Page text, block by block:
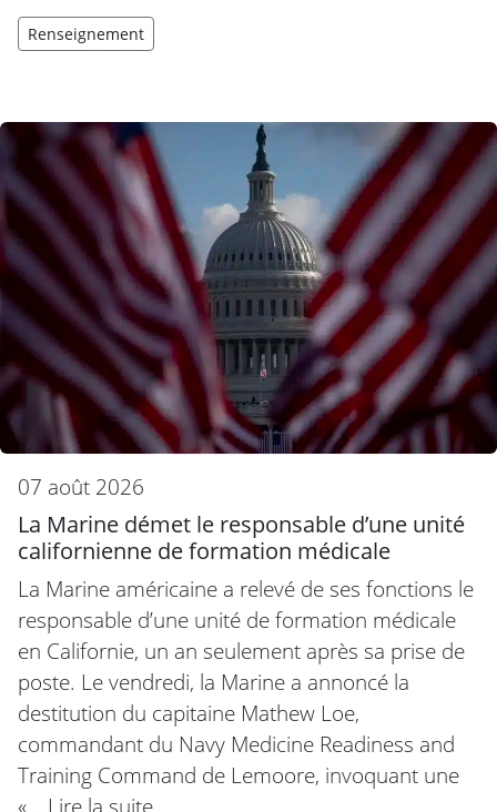
Renseignement
07 août 2026
La Marine démet le responsable d’une unité
californienne de formation médicale
La Marine américaine a relevé de ses fonctions le
responsable d’une unité de formation médicale
en Californie, un an seulement après sa prise de
poste. Le vendredi, la Marine a annoncé la
destitution du capitaine Mathew Loe,
commandant du Navy Medicine Readiness and
Training Command de Lemoore, invoquant une
«… Lire la suite